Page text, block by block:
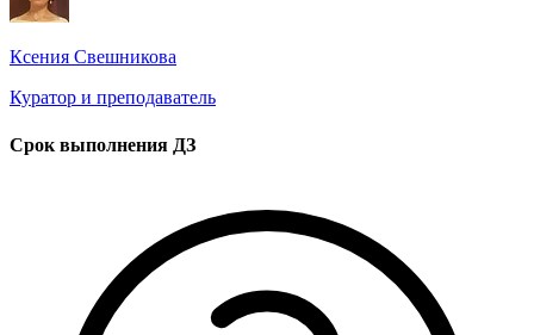
Ксения Свешникова
Куратор и преподаватель
Срок выполнения ДЗ